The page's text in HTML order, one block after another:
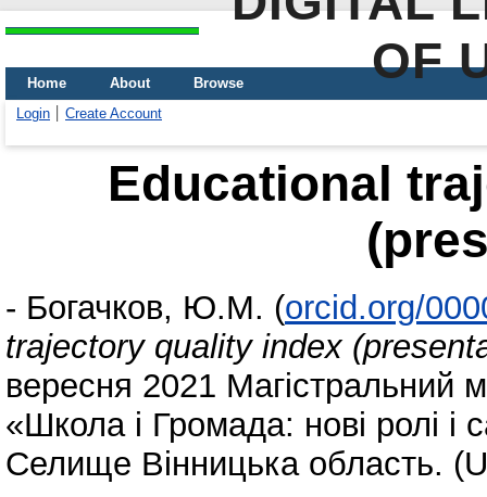
OF
Home About
Browse
Login
Create Account
Educational
- Богачков, Ю.М. (orcid.org/
trajectory quality index
вересня 2021 Магістральний
«Школа і Громада: нові ролі і
Селище Вінницька область.